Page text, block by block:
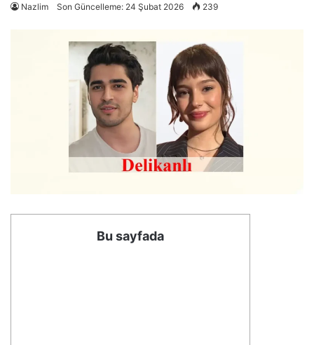
Nazlim Son Güncelleme: 24 Şubat 2026 239
Bu sayfada